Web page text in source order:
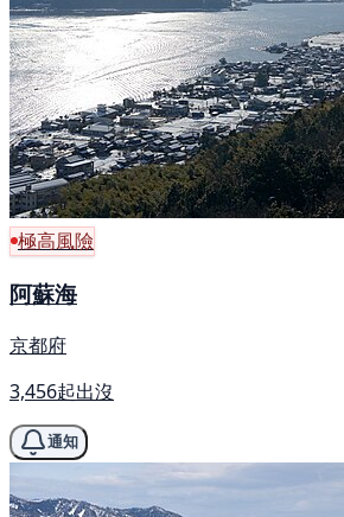
極高風險
阿蘇海
京都府
3,456起出沒
通知